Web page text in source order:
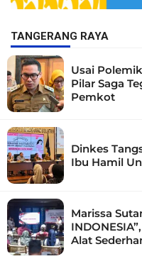
TANGERANG RAYA
Usai
Pilar Saga
Pemkot
Dinkes
Ibu Hamil
Marissa
Alat